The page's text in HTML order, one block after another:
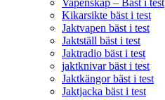
Kikarsikte bäst i test
Jaktvapen bäst i test
Jaktställ bäst i test
Jaktradio bäst i test
jaktknivar bäst i test
Jaktkängor bäst i test
Jaktjacka bäst i test